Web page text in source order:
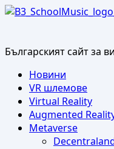
Skip
Българският сайт за
Primary
Menu
Новини
VR шлемове
Virtual Reality
Augmented
Metaverse